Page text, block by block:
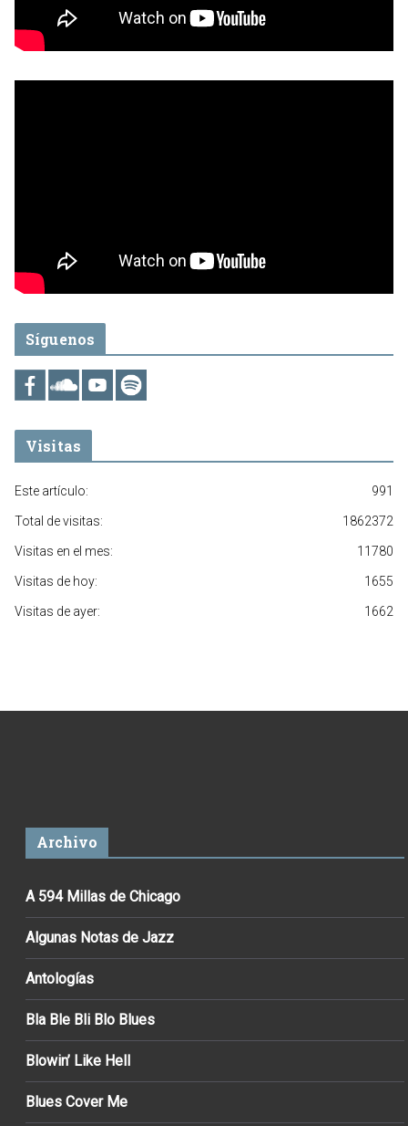
Síguenos
Visitas
991
Este artículo:
1862372
Total de visitas:
11780
Visitas en el mes:
1655
Visitas de hoy:
1662
Visitas de ayer:
Archivo
A 594 Millas de Chicago
Algunas Notas de Jazz
Antologías
Bla Ble Bli Blo Blues
Blowin’ Like Hell
Blues Cover Me